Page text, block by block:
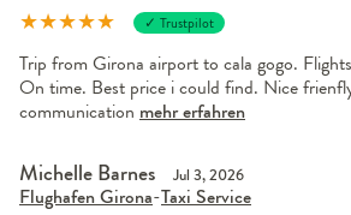
★★★★★ ✓ Trustpilot
Trip from Girona airport to cala gogo.
On time. Best price i could find. Nice
communication mehr erfahren
Michelle Barnes Jul 3, 2026
Flughafen Girona-Taxi Service